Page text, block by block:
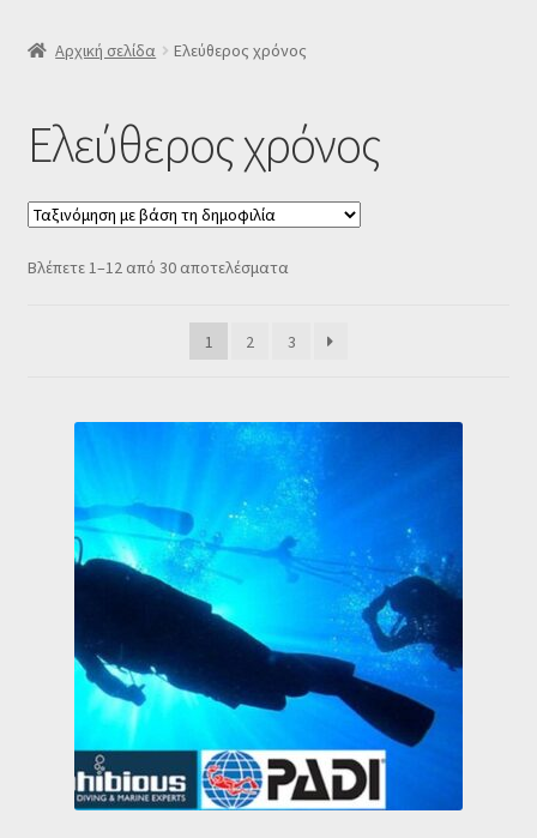
SLIDER
Κατάστημα
Ταμείο
Αρχική σελίδα Ελεύθερος χρόνος
Ελεύθερος χρόνος
Βλέπετε 1–12 από 30 αποτελέσματαSorted
1
2 3